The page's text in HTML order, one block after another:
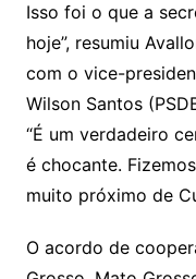
Isso foi o que a
hoje”, resumiu
com o vice-
Wilson Santos
“É um verdadeiro
é chocante.
muito próximo de
O acordo de